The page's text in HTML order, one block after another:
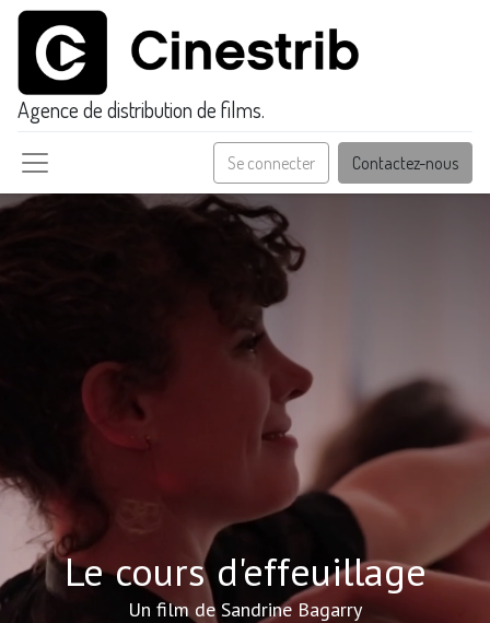
Agence de distribution de films.
Se connecter Contactez-nous
Le cours d'effeuillage
Un film de Sandrine Bagarry